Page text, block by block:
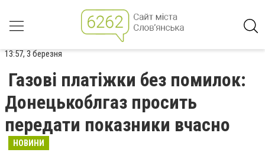
13:57, 3 березня
Газові платіжки без помилок:
Донецькоблгаз просить
передати показники вчасно
НОВИНИ